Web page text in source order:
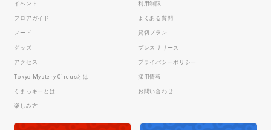
イベント
フロアガイド
フード
グッズ
アクセス
Tokyo Mystery Circusとは
くまっキーとは
楽しみ方
利用制限
よくある質問
貸切プラン
プレスリリース
プライバシーポリシー
採用情報
お問い合わせ